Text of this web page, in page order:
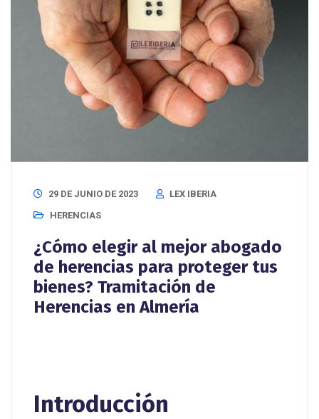
29 DE JUNIO DE 2023
LEX IBERIA
HERENCIAS
¿Cómo elegir al mejor abogado
de herencias para proteger tus
bienes? Tramitación de
Herencias en Almería
Introducción